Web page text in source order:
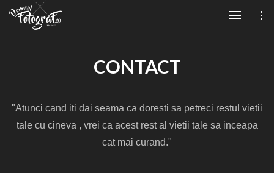
CONTACT
"Atunci cand iti dai seama ca doresti sa petreci restul vietii
tale cu cineva , vrei ca acest rest al vietii tale sa inceapa
cat mai curand."